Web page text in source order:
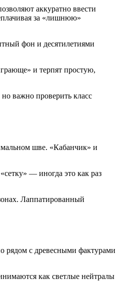
аккуратно ввести
за «лишнюю»
фон и десятилетиями
и терпят простую,
важно проверить класс
шве. «Кабанчик» и
— иногда это как раз
Лаппатированный
рядом с древесными фактурами
как светлые нейтралы